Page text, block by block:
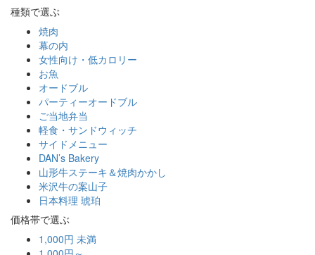
種類で選ぶ
焼肉
幕の内
女性向け・低カロリー
お魚
オードブル
パーティーオードブル
ご当地弁当
軽食・サンドウィッチ
サイドメニュー
DAN’s Bakery
山形牛ステーキ＆焼肉かかし
米沢牛の案山子
日本料理 琥珀
価格帯で選ぶ
1,000円 未満